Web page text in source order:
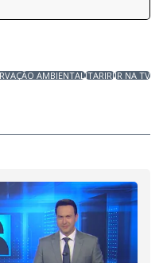
AMBIENTALITARIRIJR NA TV